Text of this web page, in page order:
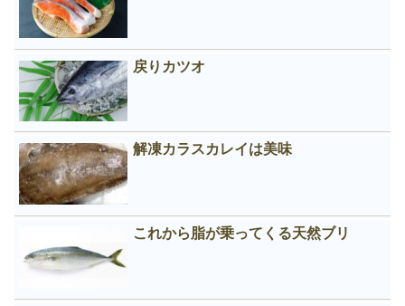
戻りカツオ
解凍カラスカレイは美味
これから脂が乗ってくる天然ブリ